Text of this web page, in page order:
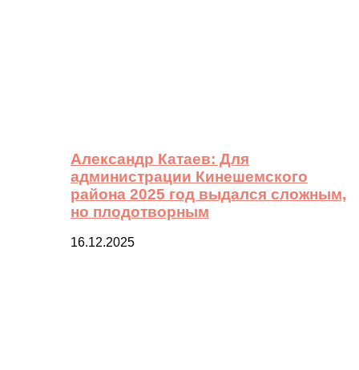
Александр Катаев: Для
администрации Кинешемского
района 2025 год выдался сложным,
но плодотворным
16.12.2025